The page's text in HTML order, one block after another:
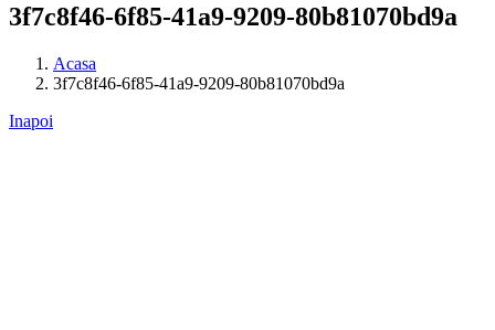
3f7c8f46-6f85-41a9-9209-80b81070bd9a
Acasa
3f7c8f46-6f85-41a9-9209-80b81070bd9a
Inapoi